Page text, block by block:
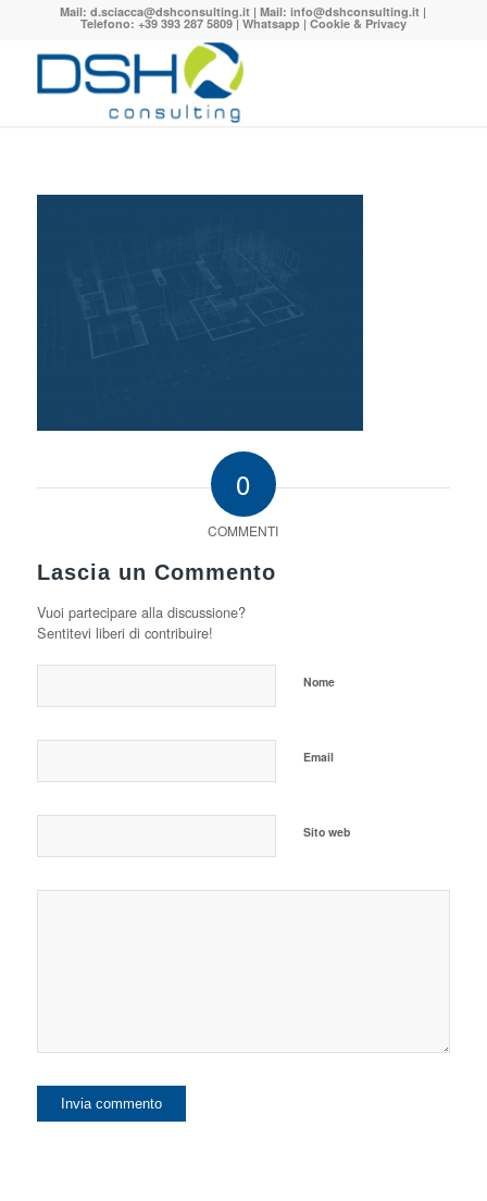
Mail:d.sciacca@dshconsulting.it | Mail:info@dshconsulting.it |
Telefono: +39 393 287 5809 | Whatsapp| Cookie & Privacy
0
COMMENTI
Lascia un Commento
Vuoi partecipare alla discussione?
Sentitevi liberi di contribuire!
Nome
Email
Sito web